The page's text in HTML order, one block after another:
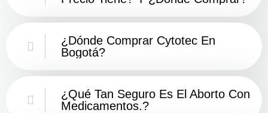
¿Dónde Comprar Cytotec En
Bogotá?
¿Qué Tan Seguro Es El Aborto Con
Medicamentos.?